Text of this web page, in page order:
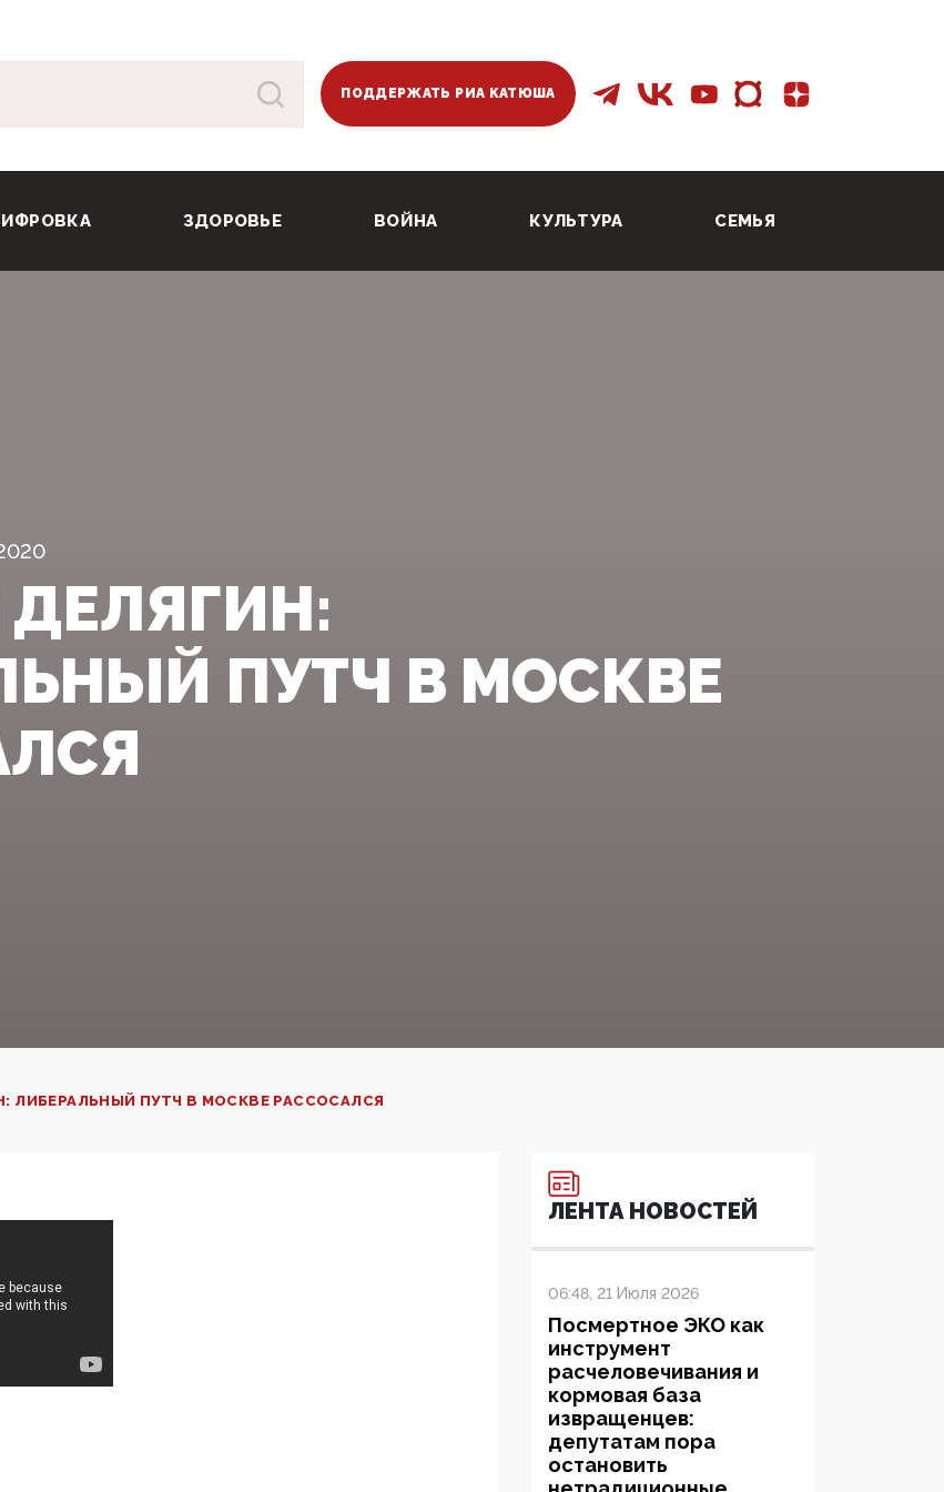
ПОДДЕРЖАТЬ РИА КАТЮША
ЗДОРОВЬЕ ВОЙНА КУЛЬТУРА СЕМЬЯ
ПУТЧ В МОСКВЕ
ЛИБЕРАЛЬНЫЙ ПУТЧ В МОСКВЕ РАССОСАЛСЯ
ЛЕНТА НОВОСТЕЙ
06:48, 21 Июля 2026
Посмертное ЭКО как
инструмент
расчеловечивания и
кормовая база
извращенцев:
депутатам пора
остановить